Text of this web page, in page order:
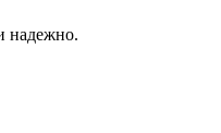
надежно.